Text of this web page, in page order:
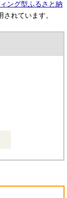
ング型ふるさと納
れています。